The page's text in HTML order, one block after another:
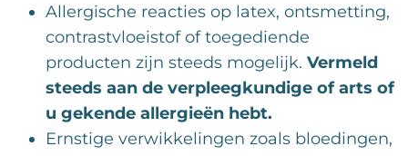
Allergische reacties op latex, ontsmetting,
contrastvloeistof of toegediende
producten zijn steeds mogelijk. Vermeld
steeds aan de verpleegkundige of arts of
u gekende allergieën hebt.
Ernstige verwikkelingen zoals bloedingen,